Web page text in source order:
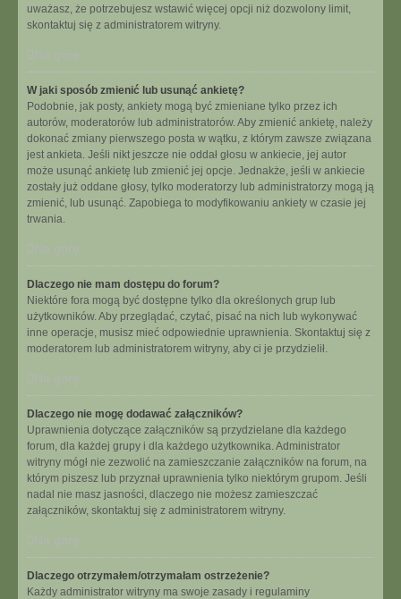
uważasz, że potrzebujesz wstawić więcej opcji niż dozwolony limit,
skontaktuj się z administratorem witryny.
Na górę
W jaki sposób zmienić lub usunąć ankietę?
Podobnie, jak posty, ankiety mogą być zmieniane tylko przez ich
autorów, moderatorów lub administratorów. Aby zmienić ankietę, należy
dokonać zmiany pierwszego posta w wątku, z którym zawsze związana
jest ankieta. Jeśli nikt jeszcze nie oddał głosu w ankiecie, jej autor
może usunąć ankietę lub zmienić jej opcje. Jednakże, jeśli w ankiecie
zostały już oddane głosy, tylko moderatorzy lub administratorzy mogą ją
zmienić, lub usunąć. Zapobiega to modyfikowaniu ankiety w czasie jej
trwania.
Na górę
Dlaczego nie mam dostępu do forum?
Niektóre fora mogą być dostępne tylko dla określonych grup lub
użytkowników. Aby przeglądać, czytać, pisać na nich lub wykonywać
inne operacje, musisz mieć odpowiednie uprawnienia. Skontaktuj się z
moderatorem lub administratorem witryny, aby ci je przydzielił.
Na górę
Dlaczego nie mogę dodawać załączników?
Uprawnienia dotyczące załączników są przydzielane dla każdego
forum, dla każdej grupy i dla każdego użytkownika. Administrator
witryny mógł nie zezwolić na zamieszczanie załączników na forum, na
którym piszesz lub przyznał uprawnienia tylko niektórym grupom. Jeśli
nadal nie masz jasności, dlaczego nie możesz zamieszczać
załączników, skontaktuj się z administratorem witryny.
Na górę
Dlaczego otrzymałem/otrzymałam ostrzeżenie?
Każdy administrator witryny ma swoje zasady i regulaminy